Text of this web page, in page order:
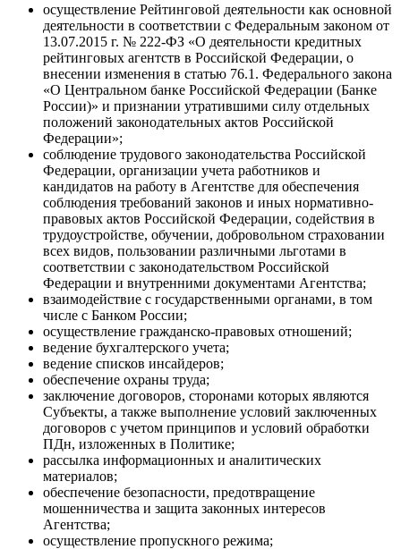
осуществление Рейтинговой деятельности как основной
деятельности в соответствии с Федеральным законом от
13.07.2015 г. № 222-ФЗ «О деятельности кредитных
рейтинговых агентств в Российской Федерации, о
внесении изменения в статью 76.1. Федерального закона
«О Центральном банке Российской Федерации (Банке
России)» и признании утратившими силу отдельных
положений законодательных актов Российской
Федерации»;
соблюдение трудового законодательства Российской
Федерации, организации учета работников и
кандидатов на работу в Агентстве для обеспечения
соблюдения требований законов и иных нормативно-
правовых актов Российской Федерации, содействия в
трудоустройстве, обучении, добровольном страховании
всех видов, пользовании различными льготами в
соответствии с законодательством Российской
Федерации и внутренними документами Агентства;
взаимодействие с государственными органами, в том
числе с Банком России;
осуществление гражданско-правовых отношений;
ведение бухгалтерского учета;
ведение списков инсайдеров;
обеспечение охраны труда;
заключение договоров, сторонами которых являются
Субъекты, а также выполнение условий заключенных
договоров с учетом принципов и условий обработки
ПДн, изложенных в Политике;
рассылка информационных и аналитических
материалов;
обеспечение безопасности, предотвращение
мошенничества и защита законных интересов
Агентства;
осуществление пропускного режима;